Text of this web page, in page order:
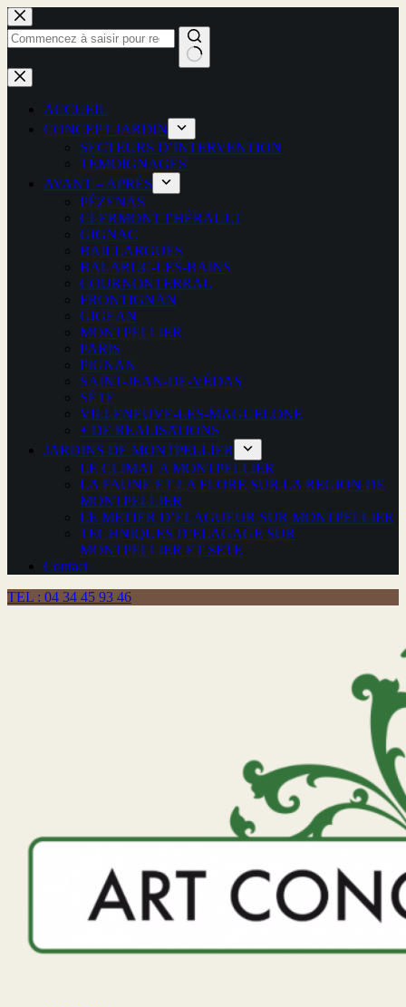
Passer
au
contenu
Aucun
résultat
ACCUEIL
CONCEPT JARDIN
SECTEURS D’INTERVENTION
TÉMOIGNAGES
AVANT – APRÈS
PÉZENAS
CLERMONT l’HÉRAULT
GIGNAC
BAILLARGUES
BALARUC-LES-BAINS
COURNONTERRAL
FRONTIGNAN
GIGEAN
MONTPELLIER
PARIS
PIGNAN
SAINT-JEAN-DE-VÉDAS
SÈTE
VILLENEUVE-LES-MAGUELONE
+ DE REALISATIONS
JARDINS DE MONTPELLIER
LE CLIMAT A MONTPELLIER
LA FAUNE ET LA FLORE SUR LA REGION DE
MONTPELLIER
LE METIER D’ELAGUEUR SUR MONTPELLIER
TECHNIQUES D’ELAGAGE SUR
MONTPELLIER ET SETE
Contact
TEL : 04 34 45 93 46